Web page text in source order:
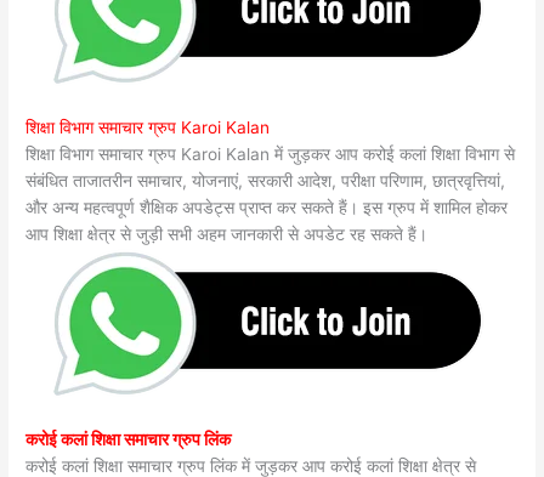
शिक्षा विभाग समाचार ग्रुप Karoi Kalan
शिक्षा विभाग समाचार ग्रुप Karoi Kalan में जुड़कर आप करोई कलां शिक्षा विभाग से
संबंधित ताजातरीन समाचार, योजनाएं, सरकारी आदेश, परीक्षा परिणाम, छात्रवृत्तियां,
और अन्य महत्वपूर्ण शैक्षिक अपडेट्स प्राप्त कर सकते हैं। इस ग्रुप में शामिल होकर
आप शिक्षा क्षेत्र से जुड़ी सभी अहम जानकारी से अपडेट रह सकते हैं।
करोई कलां शिक्षा समाचार ग्रुप लिंक
करोई कलां शिक्षा समाचार ग्रुप लिंक में जुड़कर आप करोई कलां शिक्षा क्षेत्र से